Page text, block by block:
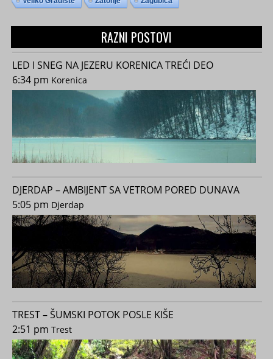
RAZNI POSTOVI
LED I SNEG NA JEZERU KORENICA TREĆI DEO
6:34 pm Korenica
DJERDAP – AMBIJENT SA VETROM PORED DUNAVA
5:05 pm Djerdap
TREST – ŠUMSKI POTOK POSLE KIŠE
2:51 pm Trest